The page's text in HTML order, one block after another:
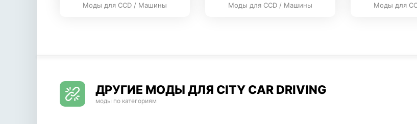
Моды для CCD / Машины Моды для CCD / Машины Моды для
ДРУГИЕ МОДЫ ДЛЯ CITY CAR DRIVING
моды по категориям